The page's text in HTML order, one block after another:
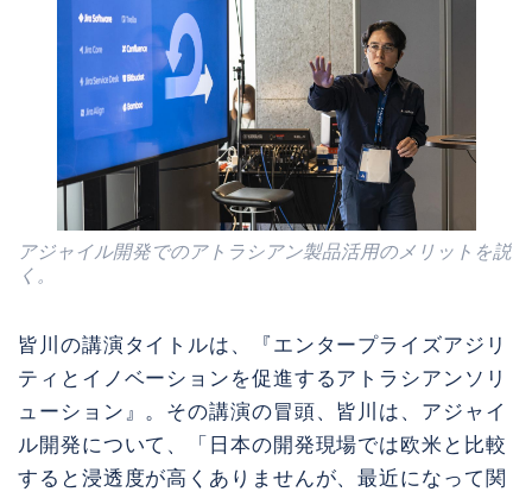
アジャイル開発でのアトラシアン製品活用のメリットを説
く。
皆川の講演タイトルは、『エンタープライズアジリ
ティとイノベーションを促進するアトラシアンソリ
ューション』。その講演の冒頭、皆川は、アジャイ
ル開発について、「日本の開発現場では欧米と比較
すると浸透度が高くありませんが、最近になって関